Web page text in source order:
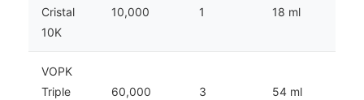
Cristal
10K
10,000 1 18 ml
VOPK
Triple
60,000 3 54 ml